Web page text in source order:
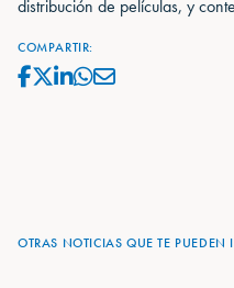
distribución de películas, y
COMPARTIR:
OTRAS NOTICIAS QUE TE PUEDEN